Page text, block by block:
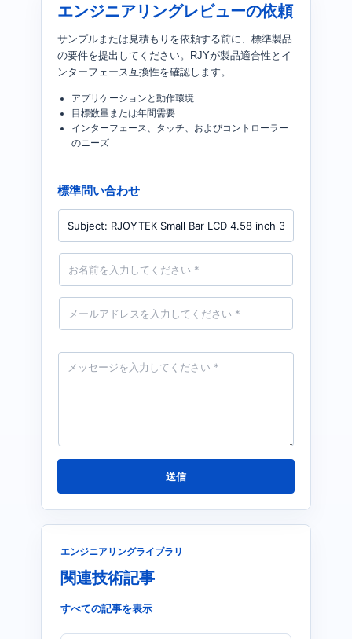
エンジニアリングレビューの依頼
サンプルまたは見積もりを依頼する前に、標準製品
の要件を提出してください。RJYが製品適合性とイ
ンターフェース互換性を確認します。.
アプリケーションと動作環境
目標数量または年間需要
インターフェース、タッチ、およびコントローラー
のニーズ
標準問い合わせ
製
名
*
メ
ル
メ
送信
エンジニアリングライブラリ
関連技術記事
すべての記事を表示